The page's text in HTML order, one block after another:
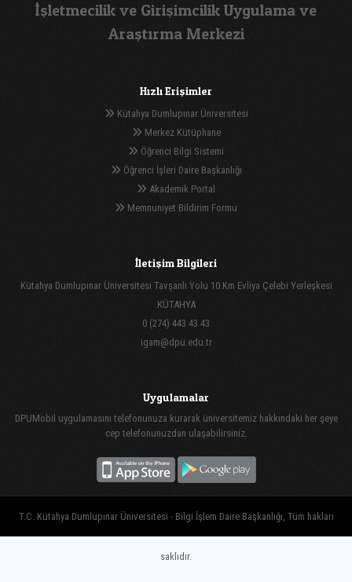
İşletmecilik ve Girişimcilik Uygulama ve
Araştırma Merkezi
Hızlı Erişimler
Kütahya Dumlupınar Üniversitesi
Merkez Kütüphane
Öğrenci Bilgi Sistemi
Öğrenci İşleri Daire Başkanlığı
Akademik Portal
Memnuniyet Bildirim Formu
İletişim Bilgileri
Kütahya Dumlupınar Üniversitesi Tavşanlı Yolu 10.Km Evliya Çelebi Yerleşkesi
KÜTAHYA
0 (274) 443 43 43
igam@dpu.edu.tr
Uygulamalar
DPUMobil uygulamasını telefonunuza kurarak üniversitemiz hakkındaki her şeye
cep telefonunuzdan ulaşabilirsiniz.
T.C. Kütahya Dumlupınar Üniversitesi - Bilgi İşlem Daire Başkanlığı, Tüm hakları
saklıdır.